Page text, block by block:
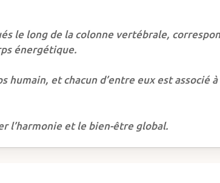
le long de la colonne vertébrale,
énergétique.
et chacun d’entre eux est associé à
l’harmonie et le bien-être global.